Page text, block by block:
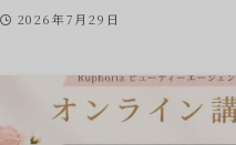
2026年7月29日